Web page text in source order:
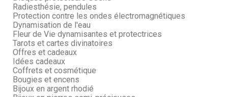
Radiesthésie, pendules
Protection contre les ondes électromagnétiques
Dynamisation de l'eau
Fleur de Vie dynamisantes et protectrices
Tarots et cartes divinatoires
Offres et cadeaux
Idées cadeaux
Coffrets et cosmétique
Bougies et encens
Bijoux en argent rhodié